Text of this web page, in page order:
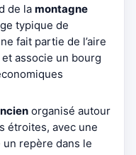
de la montagne
typique de
fait partie de l’aire
et associe un bourg
organisé autour
étroites, avec une
repère dans le